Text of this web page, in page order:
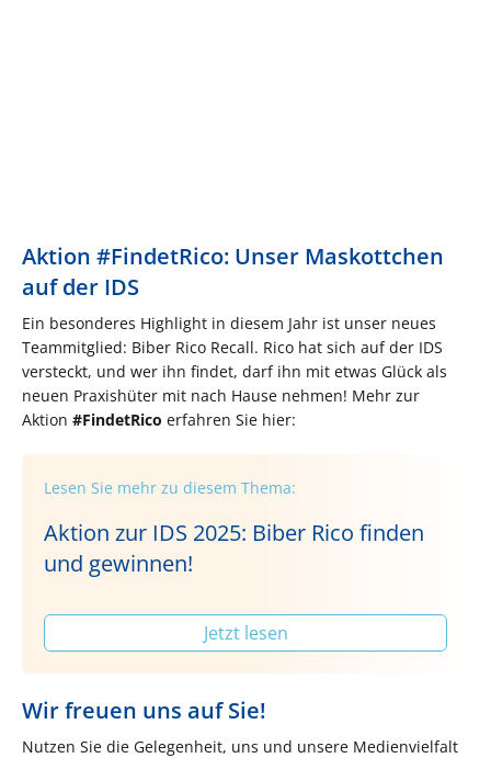
Aktion #FindetRico: Unser Maskottchen
auf der IDS​
Ein besonderes Highlight in diesem Jahr ist unser neues
Teammitglied: Biber Rico Recall. Rico hat sich auf der IDS
versteckt, und wer ihn findet, darf ihn mit etwas Glück als
neuen Praxishüter mit nach Hause nehmen! Mehr zur
Aktion #FindetRico erfahren Sie hier:
Lesen Sie mehr zu diesem Thema:
Aktion zur IDS 2025: Biber Rico finden
und gewinnen!
Jetzt lesen
Wir freuen uns auf Sie!
Nutzen Sie die Gelegenheit, uns und unsere Medienvielfalt